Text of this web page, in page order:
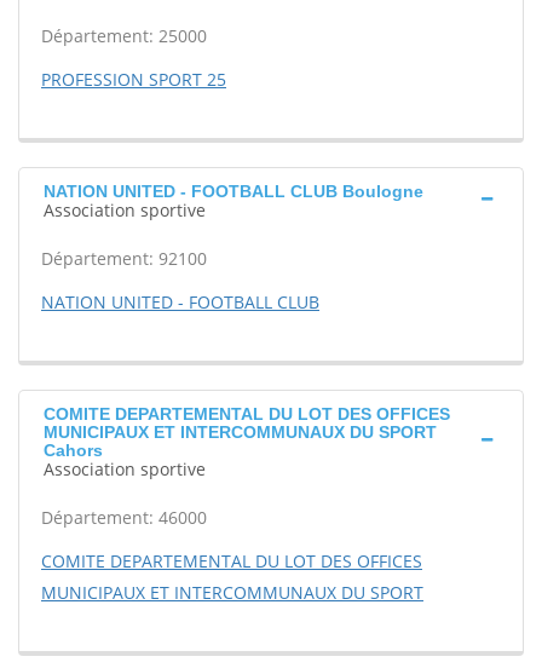
Département: 25000
PROFESSION SPORT 25
NATION UNITED - FOOTBALL CLUB Boulogne
Association sportive
Département: 92100
NATION UNITED - FOOTBALL CLUB
COMITE DEPARTEMENTAL DU LOT DES OFFICES
MUNICIPAUX ET INTERCOMMUNAUX DU SPORT
Cahors
Association sportive
Département: 46000
COMITE DEPARTEMENTAL DU LOT DES OFFICES
MUNICIPAUX ET INTERCOMMUNAUX DU SPORT